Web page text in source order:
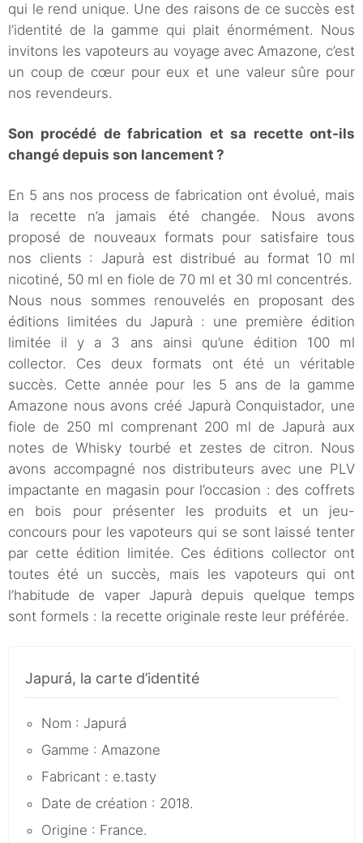
qui le rend unique. Une des raisons de ce succès est
l’identité de la gamme qui plait énormément. Nous
invitons les vapoteurs au voyage avec Amazone, c’est
un coup de cœur pour eux et une valeur sûre pour
nos revendeurs.
Son procédé de fabrication et sa recette ont-ils
changé depuis son lancement ?
En 5 ans nos process de fabrication ont évolué, mais
la recette n’a jamais été changée. Nous avons
proposé de nouveaux formats pour satisfaire tous
nos clients : Japurà est distribué au format 10 ml
nicotiné, 50 ml en fiole de 70 ml et 30 ml concentrés.
Nous nous sommes renouvelés en proposant des
éditions limitées du Japurà : une première édition
limitée il y a 3 ans ainsi qu’une édition 100 ml
collector. Ces deux formats ont été un véritable
succès. Cette année pour les 5 ans de la gamme
Amazone nous avons créé Japurà Conquistador, une
fiole de 250 ml comprenant 200 ml de Japurà aux
notes de Whisky tourbé et zestes de citron. Nous
avons accompagné nos distributeurs avec une PLV
impactante en magasin pour l’occasion : des coffrets
en bois pour présenter les produits et un jeu-
concours pour les vapoteurs qui se sont laissé tenter
par cette édition limitée. Ces éditions collector ont
toutes été un succès, mais les vapoteurs qui ont
l’habitude de vaper Japurà depuis quelque temps
sont formels : la recette originale reste leur préférée.
Japurá, la carte d’identité
Nom : Japurá
Gamme : Amazone
Fabricant : e.tasty
Date de création : 2018.
Origine : France.